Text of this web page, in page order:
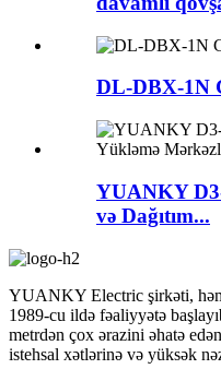
DL-DBX-1N
YUANKY
və Dağıtım...
YUANKY Electric şirkəti,
1989-cu ildə fəaliyyətə
metrdən çox ərazini əhatə
istehsal xətlərinə və yüksək